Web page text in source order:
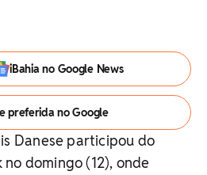
iBahia no Google News
preferida no Google
Danese participou do
domingo (12), onde